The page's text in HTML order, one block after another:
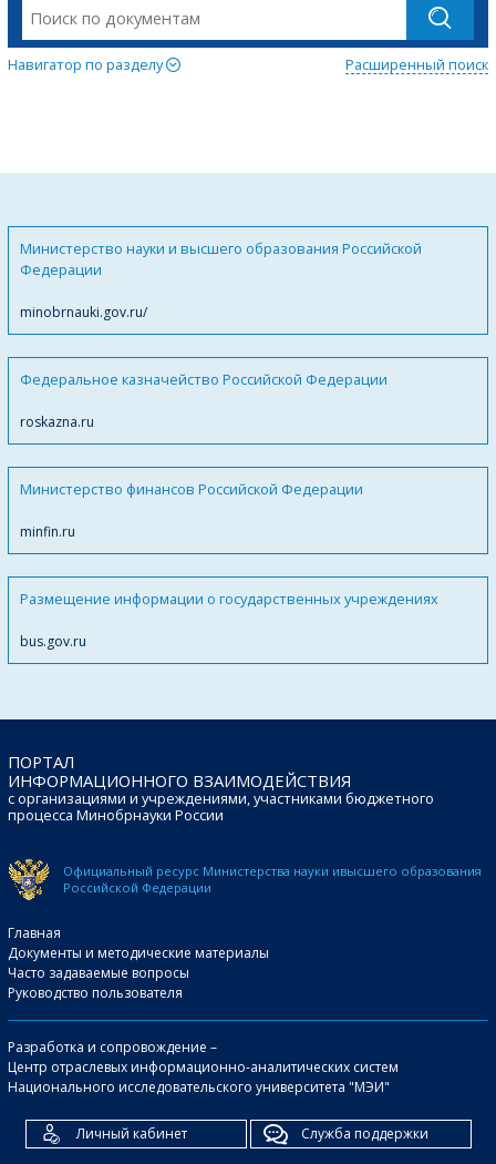
Навигатор по разделу Расширенный поиск
Министерство науки и высшего образования Российской
Федерации
minobrnauki.gov.ru/
Федеральное казначейство Российской Федерации
roskazna.ru
Министерство финансов Российской Федерации
minfin.ru
Размещение информации о государственных учреждениях
bus.gov.ru
ПОРТАЛ
ИНФОРМАЦИОННОГО ВЗАИМОДЕЙСТВИЯ
с организациями и учреждениями, участниками бюджетного
процесса Минобрнауки России
Официальный ресурс Министерства науки ивысшего образования
Российской Федерации
Главная
Документы и методические материалы
Часто задаваемые вопросы
Руководство пользователя
Разработка и сопровождение –
Центр отраслевых информационно-аналитических систем
Национального исследовательского университета "МЭИ"
Личный кабинет Служба поддержки